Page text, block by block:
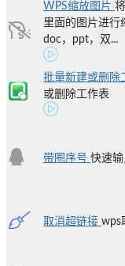
WPS缩放图片
里面的图片进行
doc，ppt，双...
批量新建或删除
或删除工作表
带圈序号 快速
取消超链接 wps